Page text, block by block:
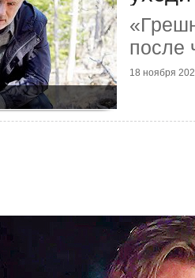
после
18 ноября